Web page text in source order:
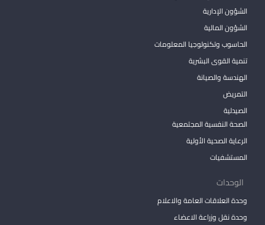
الشؤون الإدارية
الشؤون المالية
الحاسوب وتكنولوجيا المعلومات
تنمية القوى البشرية
الهندسة والصيانة
التمريض
الصيدلية
الصحة النفسية المجتمعية
الرعاية الصحية الأولية
المستشفيات
الوحدات
وحدة العلاقات العامة والاعلام
وحدة نقل وزراعة الاعضاء